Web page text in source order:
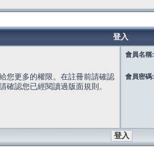
登入
您更多的權限。在註冊前請確認
確認您已經閱讀過版面規則。
會員名稱:
會員密碼: